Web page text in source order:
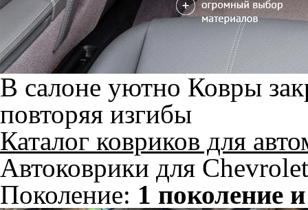
В салоне уютно Ковры
повторяя изгибы
Каталог ковриков для
Автоковрики для
Поколение: 1 поколение